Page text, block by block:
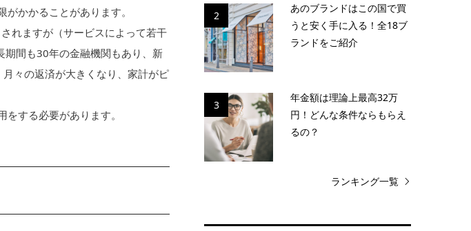
かかることがあります。
されますが（サービスによって若干
期間も30年の金融機関もあり、新
々の返済が大きくなり、家計がピ
する必要があります。
2
あのブランドはこの国で買
うと安く手に入る！全18ブ
ランドをご紹介
3
年金額は理論上最高32万
円！どんな条件ならもらえ
るの？
ランキング一覧